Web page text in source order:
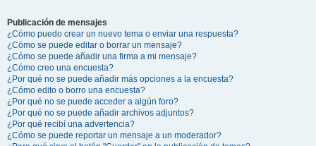
Publicación de mensajes
¿Cómo puedo crear un nuevo tema o enviar una respuesta?
¿Cómo se puede editar o borrar un mensaje?
¿Cómo se puede añadir una firma a mi mensaje?
¿Cómo creo una encuesta?
¿Por qué no se puede añadir más opciones a la encuesta?
¿Cómo edito o borro una encuesta?
¿Por qué no se puede acceder a algún foro?
¿Por qué no se puede añadir archivos adjuntos?
¿Por qué recibí una advertencia?
¿Cómo se puede reportar un mensaje a un moderador?